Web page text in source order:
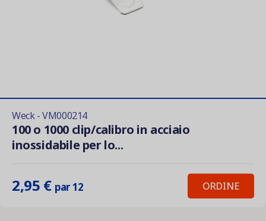
Weck - VM000214
100 o 1000 clip/calibro in acciaio
inossidabile per lo...
2,95 € par 12 ORDINE